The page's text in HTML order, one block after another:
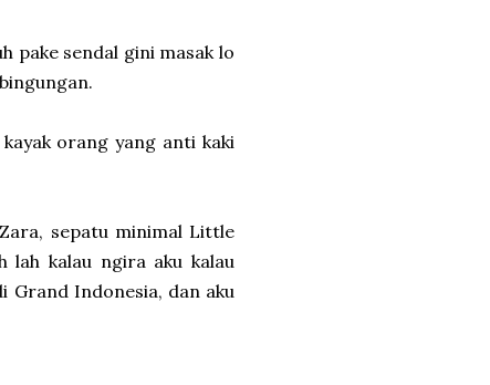
pake sendal gini masak lo
orang yang anti kaki
sepatu minimal Little
lah kalau ngira aku kalau
Grand Indonesia, dan aku